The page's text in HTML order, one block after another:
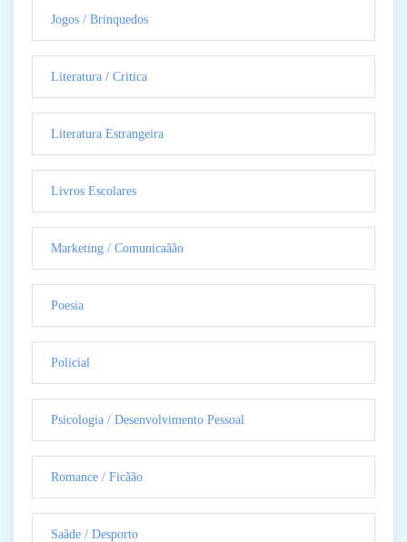
Jogos / Brinquedos
Literatura / Critica
Literatura Estrangeira
Livros Escolares
Marketing / Comunicaãão
Poesia
Policial
Psicologia / Desenvolvimento Pessoal
Romance / Ficãão
Saãde / Desporto